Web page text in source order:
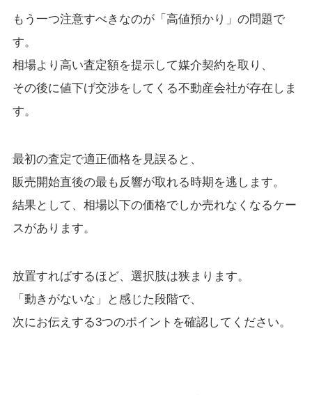
もう一つ注意すべきなのが「高値預かり」の問題で
す。
相場より高い査定額を提示して媒介契約を取り、
その後に値下げ交渉をしてくる不動産会社が存在しま
す。
最初の査定で適正価格を見誤ると、
販売開始直後の最も反響が取れる時期を逃します。
結果として、相場以下の価格でしか売れなくなるケー
スがあります。
放置すればするほど、選択肢は狭まります。
「動きがないな」と感じた段階で、
次にお伝えする3つのポイントを確認してください。